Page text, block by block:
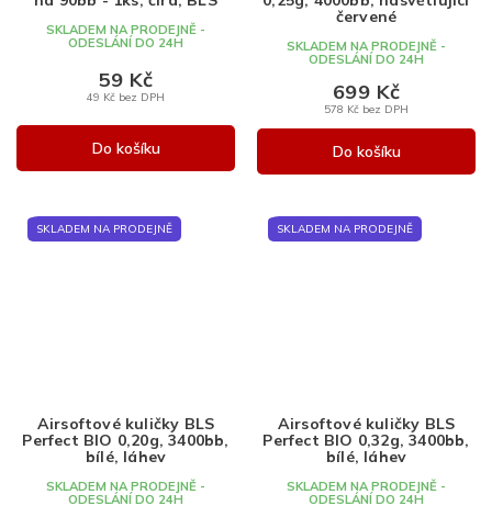
SKLADEM NA PRODEJNĚ -
ODESLÁNÍ DO 24H
49 Kč bez DPH
59 Kč
Do košíku
červené
SKLADEM NA PRODEJNĚ -
ODESLÁNÍ DO 24H
578 Kč bez DPH
699 Kč
Do košíku
SKLADEM NA PRODEJNĚ
Airsoftové kuličky BLS
Perfect BIO 0,20g, 3400bb,
bílé, láhev
SKLADEM NA PRODEJNĚ -
ODESLÁNÍ DO 24H
SKLADEM NA PRODEJNĚ
Airsoftové kuličky BLS
Perfect BIO 0,32g, 3400bb,
bílé, láhev
SKLADEM NA PRODEJNĚ -
ODESLÁNÍ DO 24H